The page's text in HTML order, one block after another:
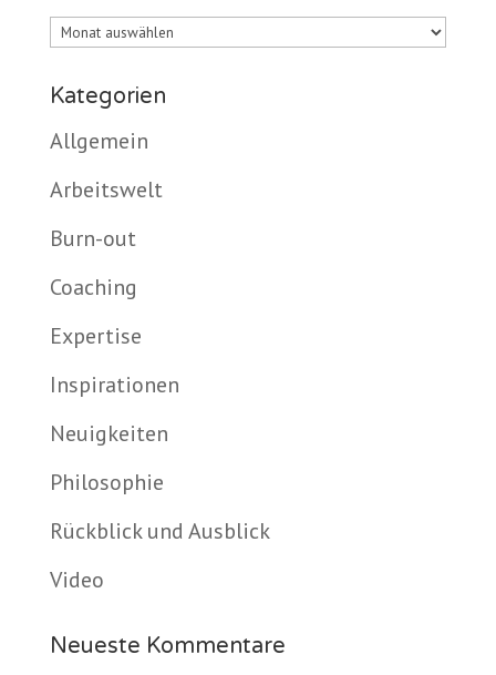
Archiv
Kategorien
Allgemein
Arbeitswelt
Burn-out
Coaching
Expertise
Inspirationen
Neuigkeiten
Philosophie
Rückblick und Ausblick
Video
Neueste Kommentare